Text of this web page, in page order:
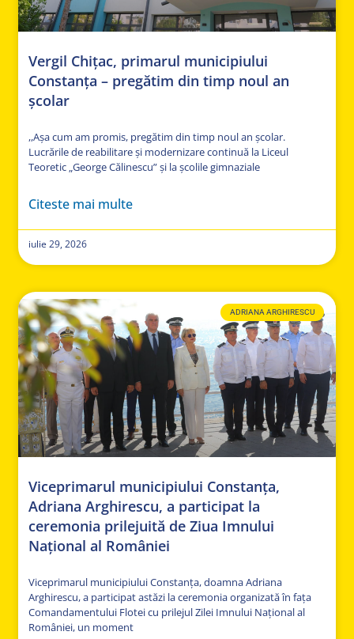
Vergil Chițac, primarul municipiului
Constanța – pregătim din timp noul an
școlar
,,Așa cum am promis, pregătim din timp noul an școlar.
Lucrările de reabilitare și modernizare continuă la Liceul
Teoretic „George Călinescu” și la școlile gimnaziale
Citeste mai multe
iulie 29, 2026
ADRIANA ARGHIRESCU
Viceprimarul municipiului Constanța,
Adriana Arghirescu, a participat la
ceremonia prilejuită de Ziua Imnului
Național al României
Viceprimarul municipiului Constanța, doamna Adriana
Arghirescu, a participat astăzi la ceremonia organizată în fața
Comandamentului Flotei cu prilejul Zilei Imnului Național al
României, un moment